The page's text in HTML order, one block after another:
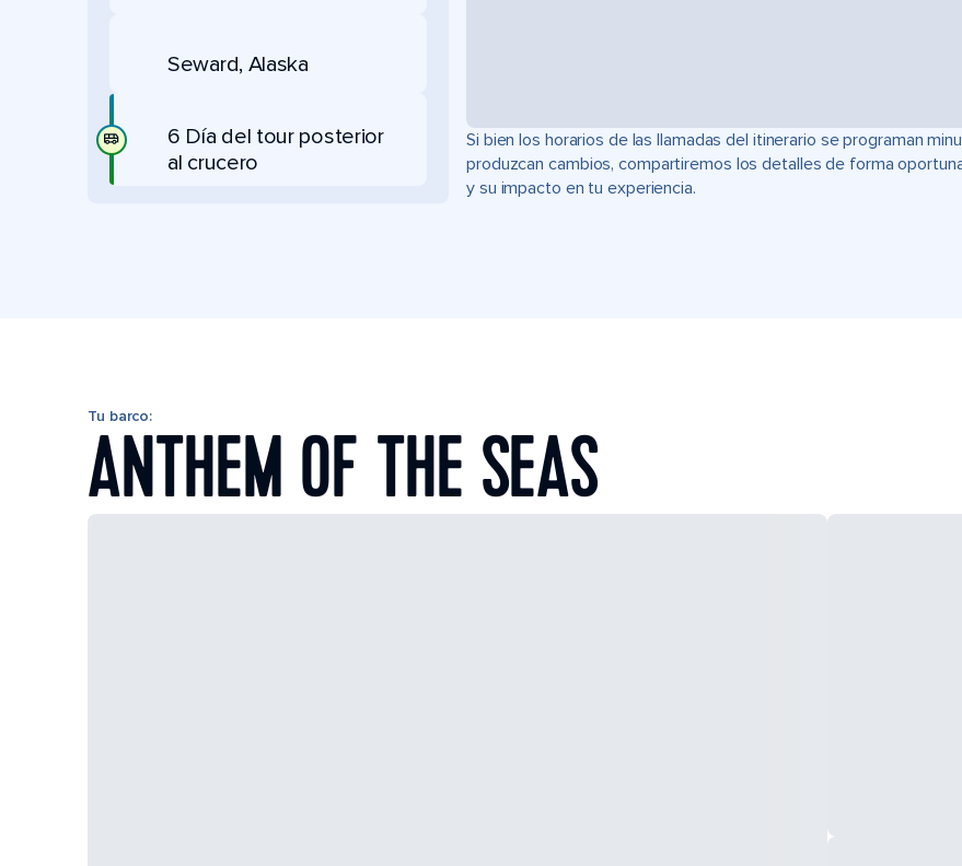
Seward, Alaska
6 Día del tour posterior
al crucero
Si bien los horarios de las llamadas del itinerario se programan
produzcan cambios, compartiremos los detalles de forma
y su impacto en tu experiencia.
Tu barco:
ANTHEM OF THE SEAS